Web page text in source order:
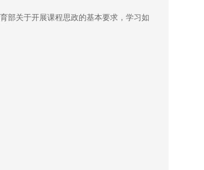
关于开展课程思政的基本要求，学习如